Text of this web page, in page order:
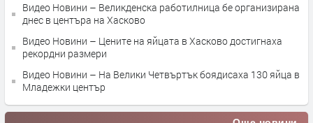
Видео Новини – Великденска работилница бе организирана
днес в центъра на Хасково
Видео Новини – Цените на яйцата в Хасково достигнаха
рекордни размери
Видео Новини – На Велики Четвъртък боядисаха 130 яйца в
Младежки център